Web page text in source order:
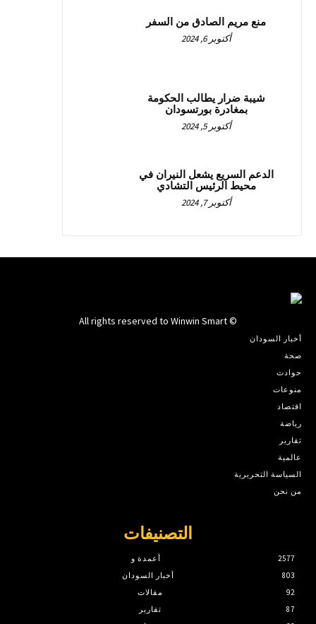
منع مريم الصادق من السفر
أكتوبر 6, 2024
شيبة ضرار يطالب الحكومة
بمغادرة بورتسودان
أكتوبر 5, 2024
الدعم السريع يشعل النيران في
محيط الرئيس التشادي
أكتوبر 7, 2024
© All rights reserved to Winwin Smart
أخبار السودان
صحة
حوادث
منوعات
اقتصاد
رياضة
تقارير
عالمية
السياسة التحريرية
من نحن
التصنيفات
أعمدة و
2577
أخبار السودان
803
مقالات
92
تقارير
87